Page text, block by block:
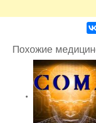
Похожие